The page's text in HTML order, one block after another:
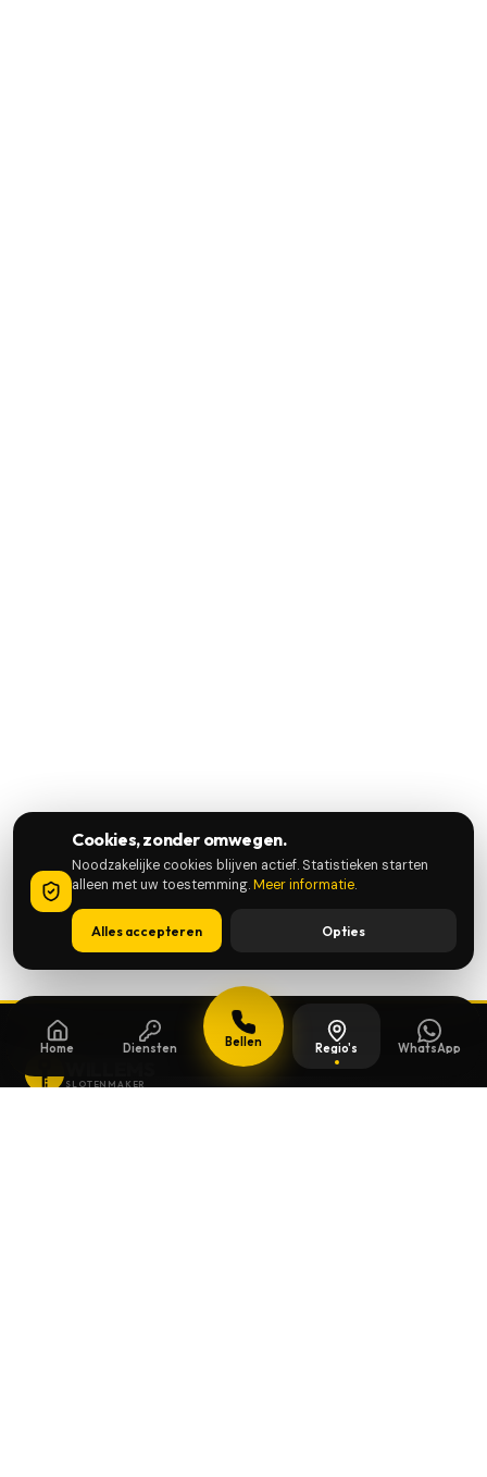
Home Diensten Bellen Regio's WhatsApp
SLOTENMAKER
Cookies, zonder omwegen.
Noodzakelijke cookies blijven actief. Statistieken starten
alleen met uw toestemming.Meer informatie.
Alles accepteren Opties